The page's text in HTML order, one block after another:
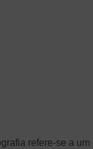
refere-se a